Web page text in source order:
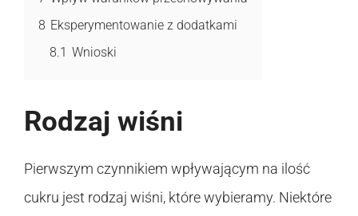
8 Eksperymentowanie z dodatkami
8.1 Wnioski
Rodzaj wiśni
Pierwszym czynnikiem wpływającym na ilość
cukru jest rodzaj wiśni, które wybieramy. Niektóre